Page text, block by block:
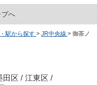
プへ
駅から探す > JR中央線 > 御茶ノ
田区 / 江東区 /